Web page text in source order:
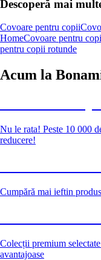
Descoperă mai
Covoare pentru copii
HomeCovoare pentru
pentru copii rotunde
Acum la
Nu le rata! Peste 10 000
reducere!
Cumpără mai ieftin
Colecții premium
avantajoase